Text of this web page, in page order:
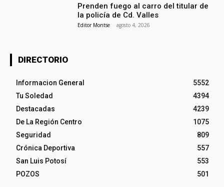
Prenden fuego al carro del titular de
la policía de Cd. Valles
Editor Montse - agosto 4, 2026
DIRECTORIO
Informacion General
5552
Tu Soledad
4394
Destacadas
4239
De La Región Centro
1075
Seguridad
809
Crónica Deportiva
557
San Luis Potosí
553
POZOS
501